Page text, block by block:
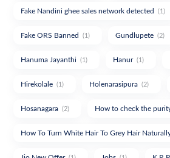
Fake Nandini ghee sales network detected (1)
Fake ORS Banned (1) Gundlupete (2)
Hanuma Jayanthi (1) Hanur (1)
Hirekolale (1) Holenarasipura (2)
Hosanagara (2) How to check the
How To Turn White Hair To Grey Hair